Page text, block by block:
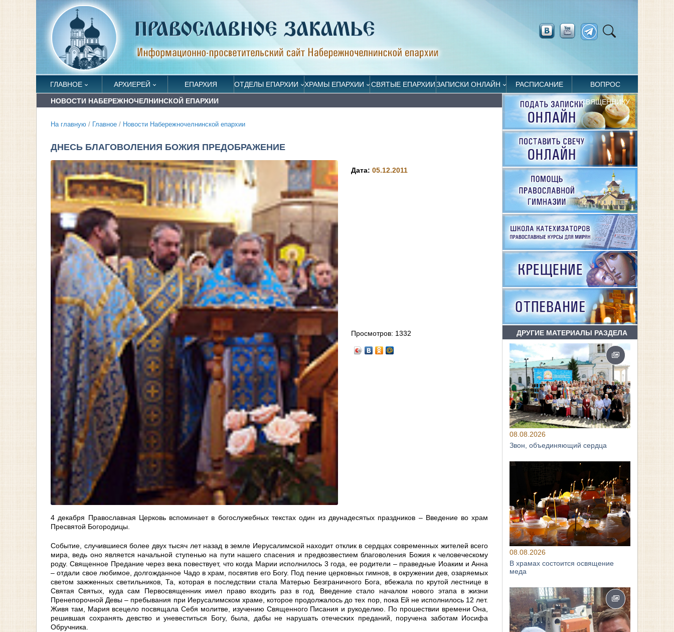
ГЛАВНОЕ АРХИЕРЕЙ ЕПАРХИЯ ОТДЕЛЫ ЕПАРХИИ ХРАМЫ ЕПАРХИИ СВЯТЫЕ ЕПАРХИИЗАПИСКИ ОНЛАЙН РАСПИСАНИЕ ВОПРОС
СВЯЩЕННИКУ
НОВОСТИ НАБЕРЕЖНОЧЕЛНИНСКОЙ ЕПАРХИИ
На главную / Главное / Новости Набережночелнинской епархии
ДНЕСЬ БЛАГОВОЛЕНИЯ БОЖИЯ ПРЕДОБРАЖЕНИЕ
Дата:05.12.2011
Просмотров: 1332
4 декабря Православная Церковь вспоминает в богослужебных текстах один из двунадесятых праздников – Введение во храм
Пресвятой Богородицы.
Событие, случившиеся более двух тысяч лет назад в земле Иерусалимской находит отклик в сердцах современных жителей всего
мира, ведь оно является начальной ступенью на пути нашего спасения и предвозвестием благоволения Божия к человеческому
роду. Священное Предание через века повествует, что когда Марии исполнилось 3 года, ее родители – праведные Иоаким и Анна
– отдали свое любимое, долгожданное Чадо в храм, посвятив его Богу. Под пение церковных гимнов, в окружении дев, озаряемых
светом зажженных светильников, Та, которая в последствии стала Матерью Безграничного Бога, вбежала по крутой лестнице в
Святая Святых, куда сам Первосвященник имел право входить раз в год. Введение стало началом нового этапа в жизни
Пренепорочной Девы – пребывания при Иерусалимском храме, которое продолжалось до тех пор, пока Ей не исполнилось 12 лет.
Живя там, Мария всецело посвящала Себя молитве, изучению Священного Писания и рукоделию. По прошествии времени Она,
решившая сохранять девство и уневеститься Богу, была, дабы не нарушать отеческих преданий, поручена заботам Иосифа
Обручника.
ДРУГИЕ МАТЕРИАЛЫ РАЗДЕЛА
08.08.2026
Звон, объединяющий сердца
08.08.2026
В храмах состоится освящение
меда